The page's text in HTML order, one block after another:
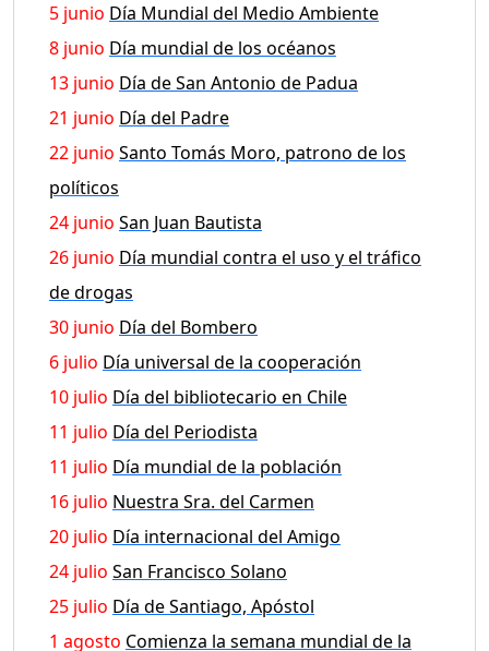
5 junio Día Mundial del Medio Ambiente
8 junio Día mundial de los océanos
13 junio Día de San Antonio de Padua
21 junio Día del Padre
22 junio Santo Tomás Moro, patrono de los
políticos
24 junio San Juan Bautista
26 junio Día mundial contra el uso y el tráfico
de drogas
30 junio Día del Bombero
6 julio Día universal de la cooperación
10 julio Día del bibliotecario en Chile
11 julio Día del Periodista
11 julio Día mundial de la población
16 julio Nuestra Sra. del Carmen
20 julio Día internacional del Amigo
24 julio San Francisco Solano
25 julio Día de Santiago, Apóstol
1 agosto Comienza la semana mundial de la